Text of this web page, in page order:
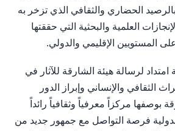
الحضاري والثقافي الذي تزخر به
العلمية والبحثية التي حققتها
المستويين الإقليمي والدولي.
لرسالة هيئة الشارقة للآثار في
الثقافي والإنساني وإبراز الدور
بوصفها مركزاً معرفياً وثقافياً رائداً
فرصة التواصل مع جمهور جديد من